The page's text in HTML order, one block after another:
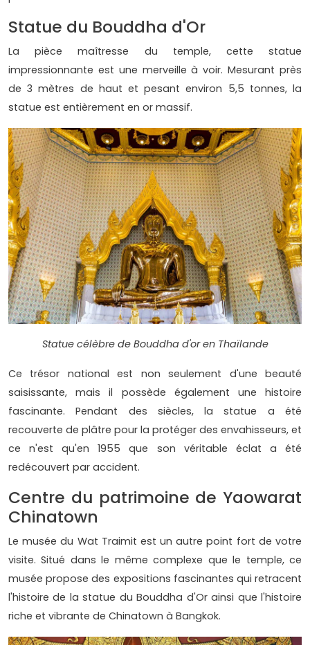
Statue du Bouddha d'Or
La pièce maîtresse du temple, cette statue
impressionnante est une merveille à voir. Mesurant près
de 3 mètres de haut et pesant environ 5,5 tonnes, la
statue est entièrement en or massif.
Statue célèbre de Bouddha d'or en Thaïlande
Ce trésor national est non seulement d'une beauté
saisissante, mais il possède également une histoire
fascinante. Pendant des siècles, la statue a été
recouverte de plâtre pour la protéger des envahisseurs, et
ce n'est qu'en 1955 que son véritable éclat a été
redécouvert par accident.
Centre du patrimoine de Yaowarat
Chinatown
Le musée du Wat Traimit est un autre point fort de votre
visite. Situé dans le même complexe que le temple, ce
musée propose des expositions fascinantes qui retracent
l'histoire de la statue du Bouddha d'Or ainsi que l'histoire
riche et vibrante de Chinatown à Bangkok.